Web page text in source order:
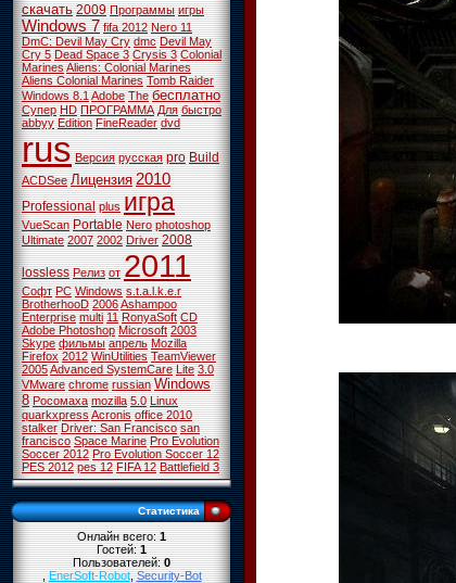
скачать 2009 Программы игры
Windows 7 fifa 2012 Nero 11
DmC: Devil May Cry dmc Devil May
Cry 5 Dead Space 3 Crysis 3 Colonial
MarinesAliens: Colonial Marines
Aliens Colonial Marines Tomb Raider
Windows 8.1Adobe The бесплатно
Супер HD ПРОГРАММА Для быстро
abbyy Edition FineReader dvd
rus Версия русская pro Build
ACDSee Лицензия 2010
Professional plus игра
VueScan Portable Nero photoshop
Ultimate 2007 2002 Driver 2008
lossless Релиз от 2011
Софт PC Windows s.t.a.l.k.e.r
BrotherhooD 2006Ashampoo
Enterprise multi 11 RonyaSoft CD
Adobe Photoshop Microsoft 2003
Skype фильмы апрель Mozilla
Firefox 2012 WinUtilities TeamViewer
2005Advanced SystemCare Lite 3.0
VMware chrome russian Windows
8 Росомаха mozilla 5.0 Linux
quarkxpressAcronis office 2010
stalker Driver: San Francisco san
francisco Space Marine Pro Evolution
Soccer 2012 Pro Evolution Soccer 12
PES 2012 pes 12 FIFA 12 Battlefield 3
Статистика
Онлайн всего:1
Гостей:1
Пользователей:0
,EnerSoft-Robot,Security-Bot